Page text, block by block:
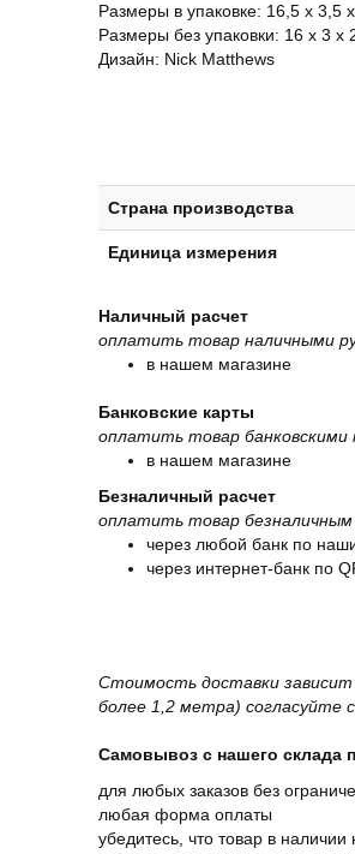
Размеры в упаковке: 16,5 х 3,5
Размеры без упаковки: 16 х 3 х
Дизайн: Nick Matthews
Страна производства
Единица измерения
Наличный расчет
оплатить товар наличными
в нашем магазине
Банковские карты
оплатить товар
в нашем магазине
Безналичный расчет
оплатить товар
через любой банк по
через интернет-банк по
Стоимость доставки
более 1,2 метра) согласуйте
Самовывоз с нашего склада
для любых заказов без
любая форма оплаты
убедитесь, что товар в